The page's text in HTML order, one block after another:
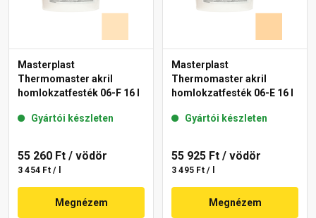
Masterplast
Thermomaster akril
homlokzatfesték 06-F 16 l
Gyártói készleten
55 260 Ft / vödör
3 454 Ft / l
Megnézem
Masterplast
Thermomaster akril
homlokzatfesték 06-E 16 l
Gyártói készleten
55 925 Ft / vödör
3 495 Ft / l
Megnézem